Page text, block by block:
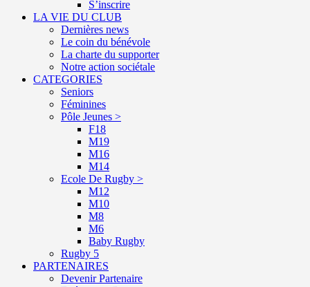
S’inscrire
LA VIE DU CLUB
Dernières news
Le coin du bénévole
La charte du supporter
Notre action sociétale
CATEGORIES
Seniors
Féminines
Pôle Jeunes >
F18
M19
M16
M14
Ecole De Rugby >
M12
M10
M8
M6
Baby Rugby
Rugby 5
PARTENAIRES
Devenir Partenaire